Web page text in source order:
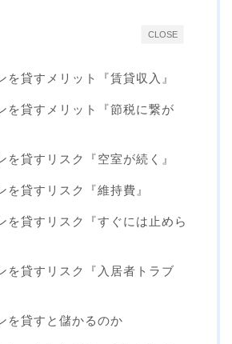
CLOSE
を貸すメリット『賃貸収入』
を貸すメリット『節税に繋が
を貸すリスク『空室が続く』
を貸すリスク『維持費』
を貸すリスク『すぐには止めら
を貸すリスク『入居者トラブ
を貸すと儲かるのか